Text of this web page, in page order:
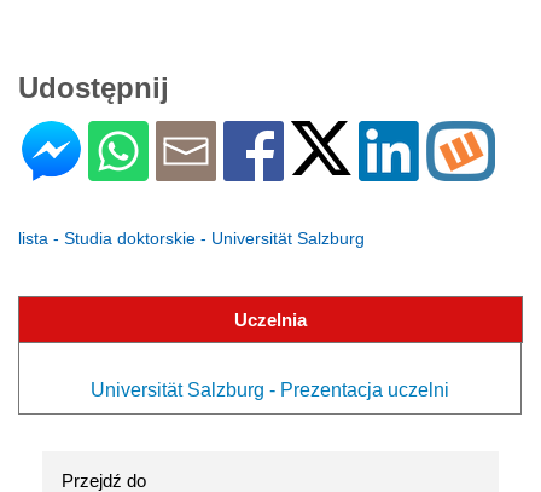
Udostępnij
lista - Studia doktorskie - Universität Salzburg
Uczelnia
Universität Salzburg - Prezentacja uczelni
Przejdź do